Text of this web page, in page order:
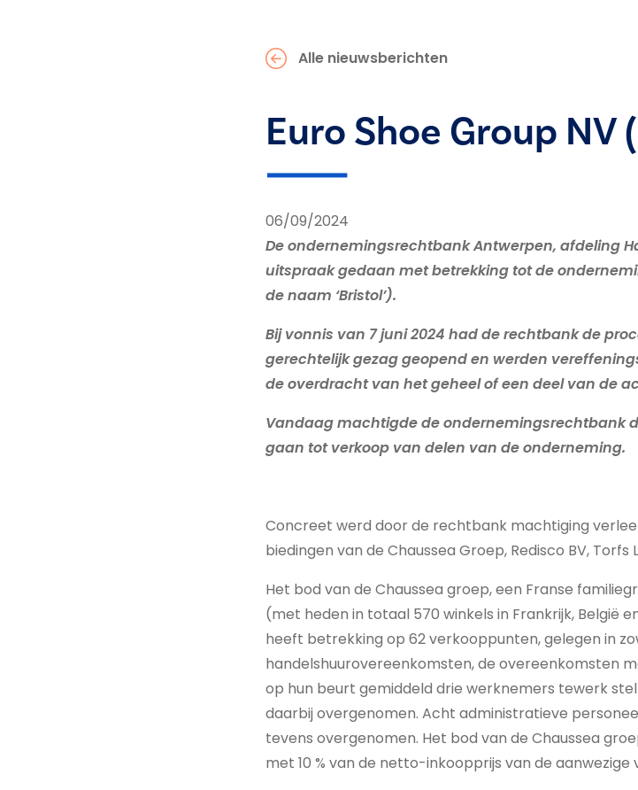
Alle nieuwsberichten
Euro Shoe Group NV
06/09/2024
De ondernemingsrechtbank Antwerpen, afdeling
uitspraak gedaan met betrekking tot de
de naam ‘Bristol’).
Bij vonnis van 7 juni 2024 had de rechtbank de
gerechtelijk gezag geopend en werden
de overdracht van het geheel of een deel van de
Vandaag machtigde de ondernemingsrechtbank
gaan tot verkoop van delen van de onderneming.
Concreet werd door de rechtbank machtiging
biedingen van de Chaussea Groep, Redisco BV, Torfs
Het bod van de Chaussea groep, een Franse
(met heden in totaal 570 winkels in Frankrijk, België
heeft betrekking op 62 verkooppunten, gelegen in
handelshuurovereenkomsten, de overeenkomsten
op hun beurt gemiddeld drie werknemers tewerk
daarbij overgenomen. Acht administratieve
tevens overgenomen. Het bod van de Chaussea
met 10 % van de netto-inkoopprijs van de aanwezige